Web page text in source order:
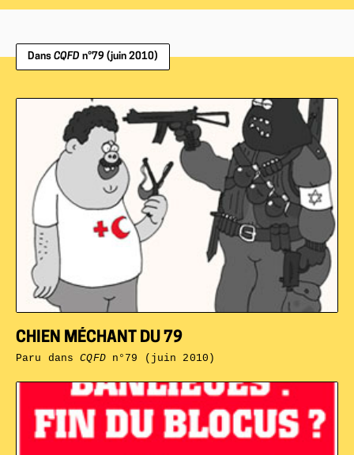
Dans CQFD n°79 (juin 2010)
CHIEN MÉCHANT DU 79
Paru dansCQFDn°79 (juin 2010)